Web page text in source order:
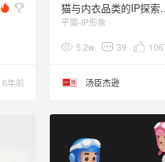
6年前
猫与内
平面-IP形象
5.2w 39
汤臣杰逊